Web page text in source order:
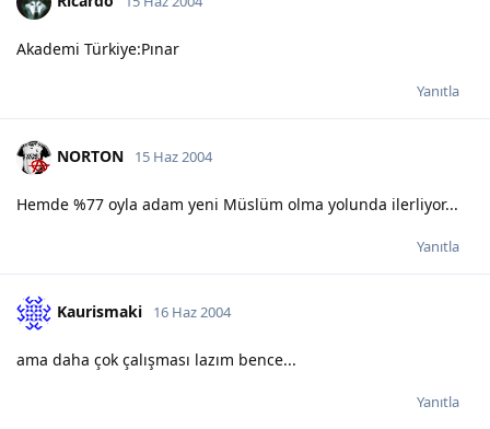
Akademi Türkiye:Pınar
Yanıtla
NORTON 15 Haz 2004
Hemde %77 oyla adam yeni Müslüm olma yolunda ilerliyor...
Yanıtla
Kaurismaki 16 Haz 2004
ama daha çok çalışması lazım bence...
Yanıtla